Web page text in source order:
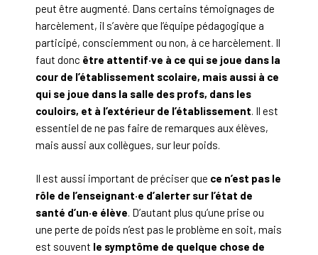
peut être augmenté. Dans certains témoignages de
harcèlement, il s’avère que l’équipe pédagogique a
participé, consciemment ou non, à ce harcèlement. Il
faut donc être attentif·ve à ce qui se joue dans la
cour de l’établissement scolaire, mais aussi à ce
qui se joue dans la salle des profs, dans les
couloirs, et à l’extérieur de l’établissement. Il est
essentiel de ne pas faire de remarques aux élèves,
mais aussi aux collègues, sur leur poids.
Il est aussi important de préciser que ce n’est pas le
rôle de l’enseignant·e d’alerter sur l’état de
santé d’un·e élève. D’autant plus qu’une prise ou
une perte de poids n’est pas le problème en soit, mais
est souvent le symptôme de quelque chose de